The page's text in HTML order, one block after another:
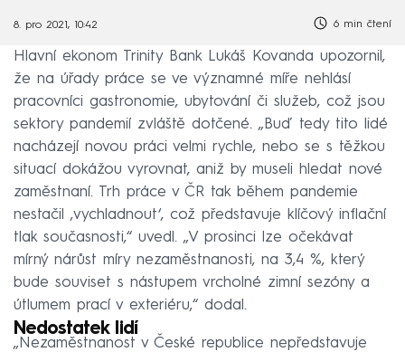
8. pro 2021, 10:42 6 min čtení
Hlavní ekonom Trinity Bank Lukáš Kovanda upozornil,
že na úřady práce se ve významné míře nehlásí
pracovníci gastronomie, ubytování či služeb, což jsou
sektory pandemií zvláště dotčené. „Buď tedy tito lidé
nacházejí novou práci velmi rychle, nebo se s těžkou
situací dokážou vyrovnat, aniž by museli hledat nové
zaměstnaní. Trh práce v ČR tak během pandemie
nestačil ‚vychladnout‘, což představuje klíčový inflační
tlak současnosti,“ uvedl. „V prosinci lze očekávat
mírný nárůst míry nezaměstnanosti, na 3,4 %, který
bude souviset s nástupem vrcholné zimní sezóny a
útlumem prací v exteriéru,“ dodal.
Nedostatek lidí
„Nezaměstnanost v České republice nepředstavuje